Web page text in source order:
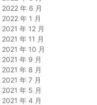
2022 年 6 月
2022 年 1 月
2021 年 12 月
2021 年 11 月
2021 年 10 月
2021 年 9 月
2021 年 8 月
2021 年 7 月
2021 年 5 月
2021 年 4 月